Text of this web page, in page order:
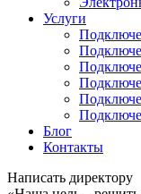
Услуги
Блог
Контакты
Написать директору